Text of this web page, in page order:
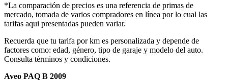
*La comparación de precios es una referencia de primas de
mercado, tomada de varios compradores en línea por lo cual las
tarifas aqui presentadas pueden variar.
Recuerda que tu tarifa por km es personalizada y depende de
factores como: edad, género, tipo de garaje y modelo del auto.
Consulta términos y condiciones.
Aveo PAQ B 2009